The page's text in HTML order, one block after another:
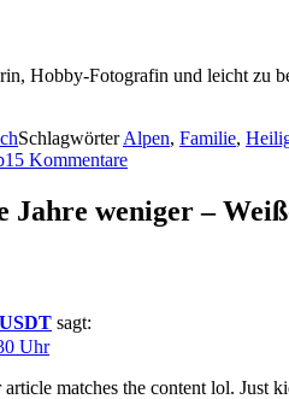
Hobby-Fotografin und leicht zu
SchlagwörterAlpen, Familie,
15 Kommentare
Jahre weniger –
sagt:
Uhr
matches the content lol. Just